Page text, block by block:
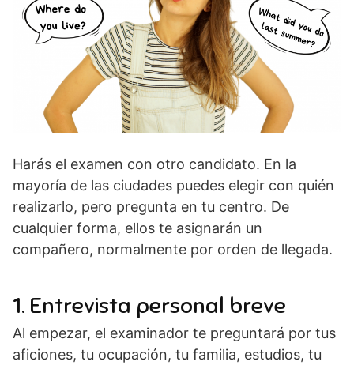
Harás el examen con otro candidato. En la
mayoría de las ciudades puedes elegir con quién
realizarlo, pero pregunta en tu centro. De
cualquier forma, ellos te asignarán un
compañero, normalmente por orden de llegada.
1. Entrevista personal breve
Al empezar, el examinador te preguntará por tus
aficiones, tu ocupación, tu familia, estudios, tu